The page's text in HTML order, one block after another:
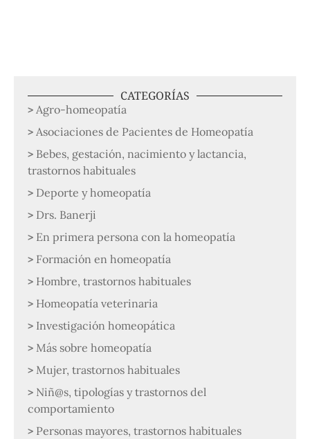
CATEGORÍAS
Agro-homeopatía
Asociaciones de Pacientes de Homeopatía
Bebes, gestación, nacimiento y lactancia,
trastornos habituales
Deporte y homeopatía
Drs. Banerji
En primera persona con la homeopatía
Formación en homeopatía
Hombre, trastornos habituales
Homeopatía veterinaria
Investigación homeopática
Más sobre homeopatía
Mujer, trastornos habituales
Niñ@s, tipologías y trastornos del
comportamiento
Personas mayores, trastornos habituales